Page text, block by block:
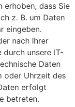
erhoben, dass Sie
z. B. um Daten
eingeben.
nach Ihrer
durch unsere IT-
Daten
oder Uhrzeit des
erfolgt
betreten.